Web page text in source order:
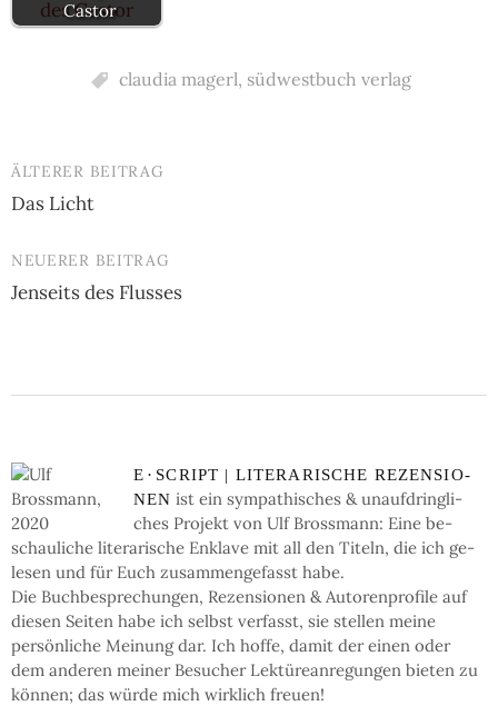
Castor
claudia magerl, südwestbuch verlag
Beitrags-
Navigation
ÄLTERER BEITRAG
Das Licht
NEUERER BEITRAG
Jenseits des Flusses
E · SCRIPT | LI­TE­RA­RI­SCHE RE­ZEN­SIO­
NEN ist ein sym­pa­thi­sches & un­auf­dring­li­
ches Pro­jekt von Ulf Bross­mann: Eine be­
schau­li­che li­te­ra­ri­sche En­kla­ve mit all den Ti­teln, die ich ge­
le­sen und für Euch zu­sam­men­ge­fasst habe.
Die Buch­be­spre­chun­gen, Re­zen­sio­nen & Auto­ren­pro­fi­le auf
die­sen Sei­ten ha­be ich selbst ver­fasst, sie stel­len mei­ne
persön­li­che Mei­nung dar. Ich hof­fe, da­mit der einen oder
dem an­de­ren mei­ner Be­su­cher Lek­türe­an­re­gun­gen bie­ten zu
kön­nen; das wür­de mich wirk­lich freu­en!